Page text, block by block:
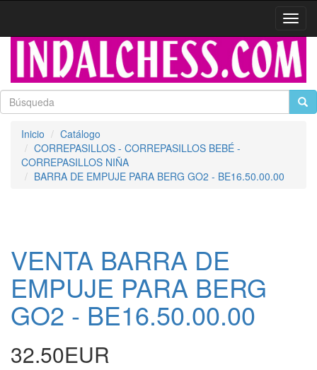
Inicio
Catálogo
CORREPASILLOS - CORREPASILLOS BEBÉ -
CORREPASILLOS NIÑA
BARRA DE EMPUJE PARA BERG GO2 - BE16.50.00.00
VENTA BARRA DE
EMPUJE PARA BERG
GO2 - BE16.50.00.00
32.50EUR